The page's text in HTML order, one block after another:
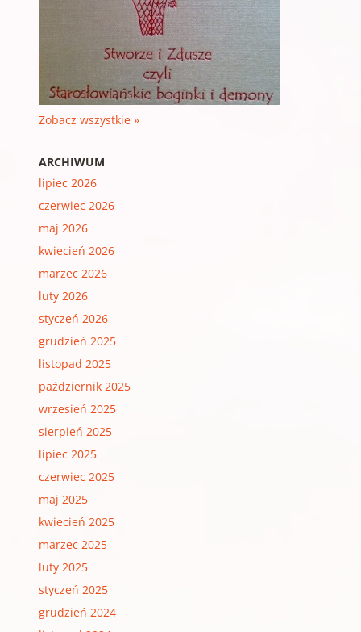
Zobacz wszystkie »
ARCHIWUM
lipiec 2026
czerwiec 2026
maj 2026
kwiecień 2026
marzec 2026
luty 2026
styczeń 2026
grudzień 2025
listopad 2025
październik 2025
wrzesień 2025
sierpień 2025
lipiec 2025
czerwiec 2025
maj 2025
kwiecień 2025
marzec 2025
luty 2025
styczeń 2025
grudzień 2024